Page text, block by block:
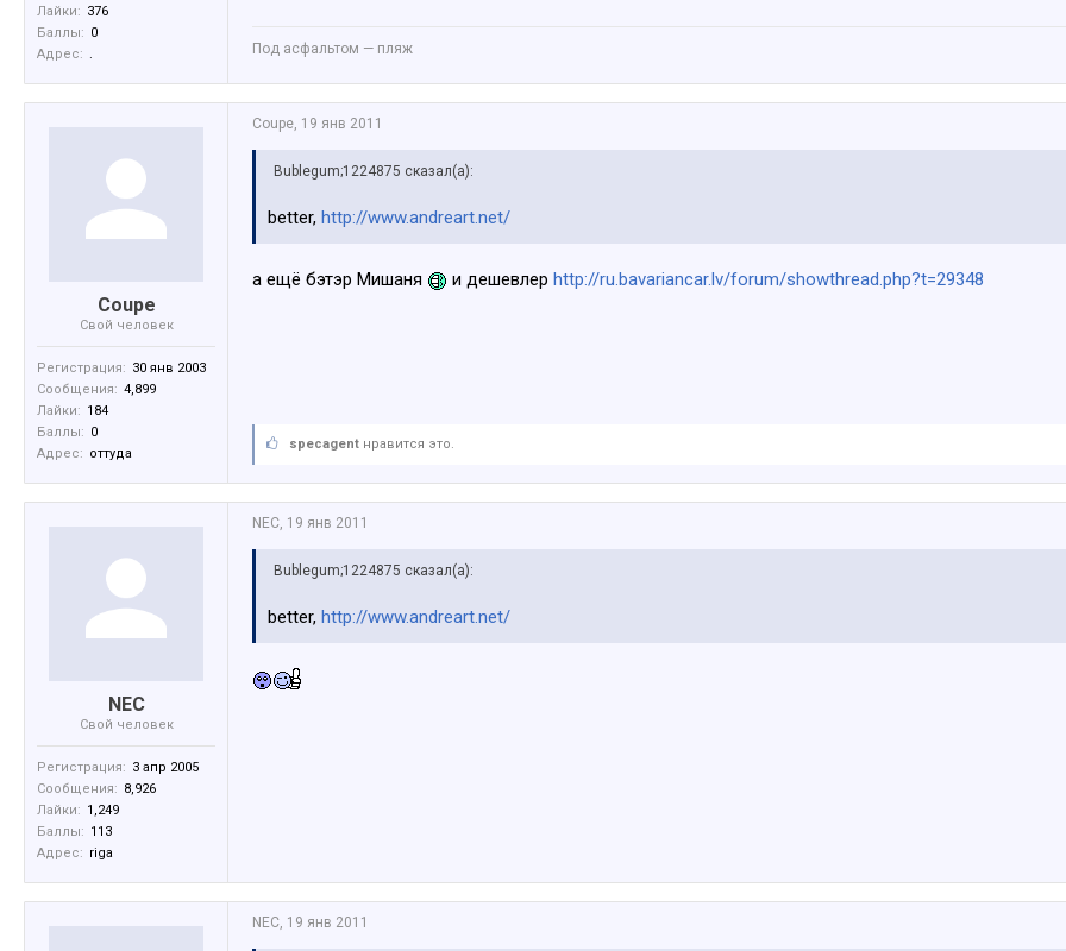
Лайки: 376
Баллы: 0
Адрес: . Под асфальтом — пляж
Coupe
Свой человек
Регистрация: 30 янв 2003
Сообщения: 4,899
Лайки: 184
Баллы: 0
Адрес: оттуда
Coupe, 19 янв 2011
Bublegum;1224875 сказал(а):
better, http://www.andreart.net/
а ещё бэтэр Мишаня и дешевлер http://ru.bavariancar.lv/forum/showthread.php?t=29348
specagent нравится это.
NEC
Свой человек
Регистрация: 3 апр 2005
Сообщения: 8,926
Лайки: 1,249
Баллы: 113
Адрес: riga
NEC, 19 янв 2011
Bublegum;1224875 сказал(а):
better, http://www.andreart.net/
NEC, 19 янв 2011